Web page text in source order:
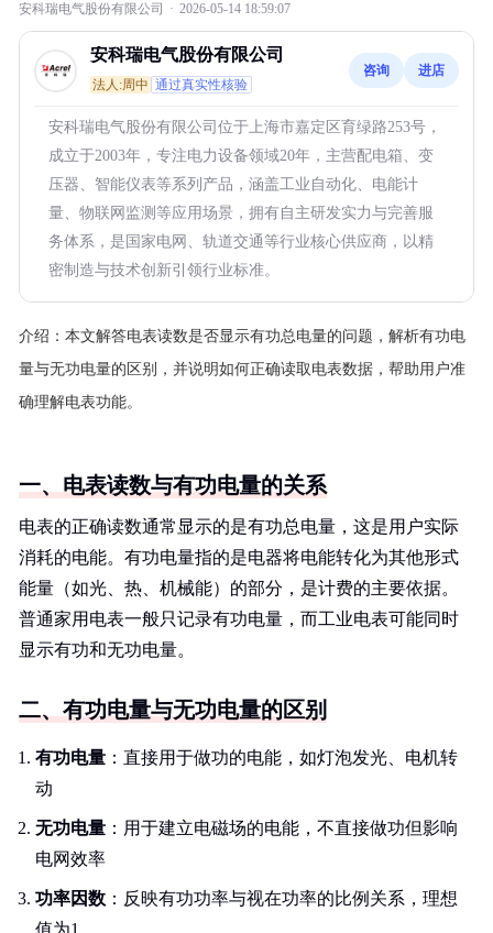
安科瑞电气股份有限公司 · 2026-05-14 18:59:07
安科瑞电气股份有限公司
法人:周中 通过真实性核验
咨询 进店
安科瑞电气股份有限公司位于上海市嘉定区育绿路253号，
成立于2003年，专注电力设备领域20年，主营配电箱、变
压器、智能仪表等系列产品，涵盖工业自动化、电能计
量、物联网监测等应用场景，拥有自主研发实力与完善服
务体系，是国家电网、轨道交通等行业核心供应商，以精
密制造与技术创新引领行业标准。
介绍： 本文解答电表读数是否显示有功总电量的问题，解析有功电
量与无功电量的区别，并说明如何正确读取电表数据，帮助用户准
确理解电表功能。
一、电表读数与有功电量的关系
电表的正确读数通常显示的是有功总电量，这是用户实际
消耗的电能。有功电量指的是电器将电能转化为其他形式
能量（如光、热、机械能）的部分，是计费的主要依据。
普通家用电表一般只记录有功电量，而工业电表可能同时
显示有功和无功电量。
二、有功电量与无功电量的区别
有功电量 ：直接用于做功的电能，如灯泡发光、电机转
动
无功电量 ：用于建立电磁场的电能，不直接做功但影响
电网效率
功率因数 ：反映有功功率与视在功率的比例关系，理想
值为1